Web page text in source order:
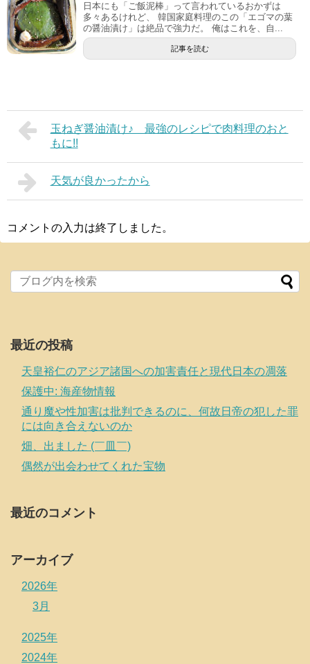
日本にも「ご飯泥棒」って言われているおかずは
多々あるけれど、 韓国家庭料理のこの「エゴマの葉
の醤油漬け」は絶品で強力だ。 俺はこれを、自...
記事を読む
玉ねぎ醤油漬け♪ 最強のレシピで肉料理のおと
もに!!
天気が良かったから
コメントの入力は終了しました。
最近の投稿
天皇裕仁のアジア諸国への加害責任と現代日本の凋落
保護中: 海産物情報
通り魔や性加害は批判できるのに、何故日帝の犯した罪
には向き合えないのか
畑、出ました (￣皿￣)
偶然が出会わせてくれた宝物
最近のコメント
アーカイブ
2026年
3月
2025年
2024年